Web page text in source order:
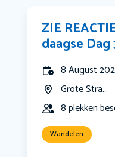
ZIE
daagse Dag
8 August
Grote Stra...
8 plekken
Wandelen